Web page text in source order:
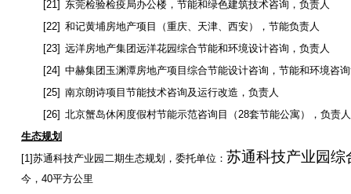
[21] 东莞检验检疫局办公楼，节能和绿色建筑技术咨询，负责人
[22] 和记黄埔房地产项目（重庆、天津、西安），节能负责人
[23] 远洋房地产集团远洋花园综合节能和环境设计咨询，负责人
[24] 中赫集团玉渊潭房地产项目综合节能设计咨询，节能和环境咨
[25] 南京朗诗项目节能技术咨询及运行改造，负责人
[26] 北京蟹岛休闲度假村节能示范咨询目（28套节能公寓），负责人
生态规划
[1]苏通科技产业园二期生态规划，委托单位： 苏通科技产业园综
今， 40平方公里